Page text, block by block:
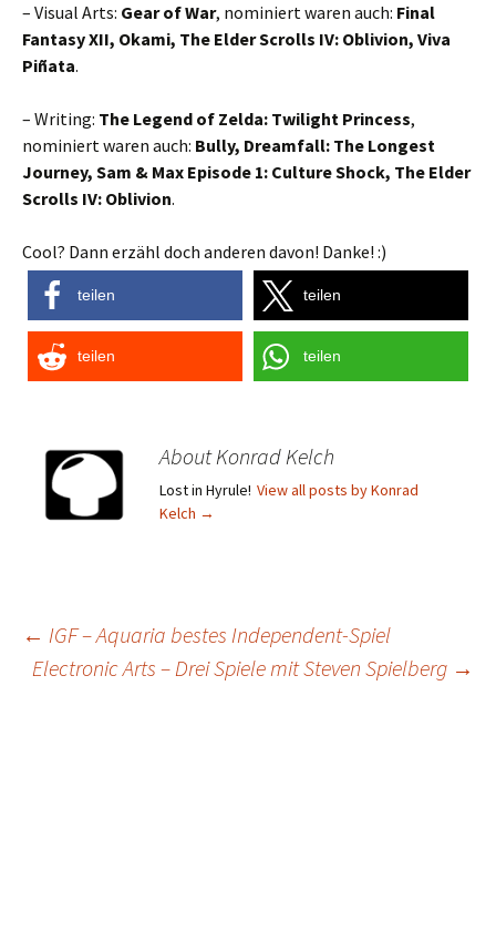
– Visual Arts: Gear of War, nominiert waren auch: Final
Fantasy XII, Okami, The Elder Scrolls IV: Oblivion, Viva
Piñata.
– Writing: The Legend of Zelda: Twilight Princess,
nominiert waren auch: Bully, Dreamfall: The Longest
Journey, Sam & Max Episode 1: Culture Shock, The Elder
Scrolls IV: Oblivion.
Cool? Dann erzähl doch anderen davon! Danke! :)
teilen teilen
teilen teilen
About Konrad Kelch
Lost in Hyrule! View all posts by Konrad
Kelch →
Post
← IGF – Aquaria bestes Independent-Spiel
Electronic Arts – Drei Spiele mit Steven Spielberg →